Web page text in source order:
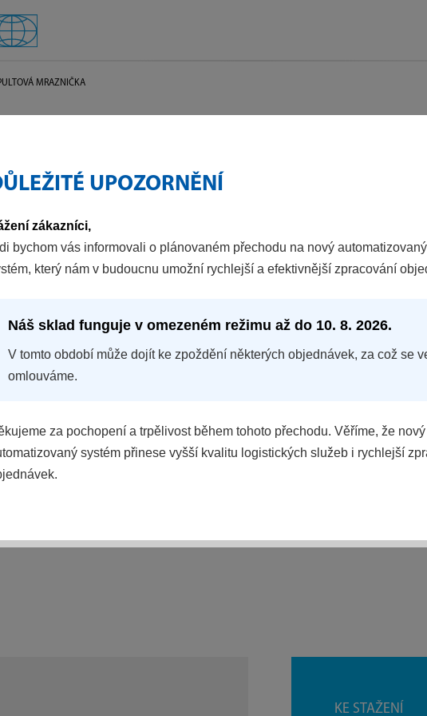
MRAZNIČKA
KE STAŽENÍ
UPOZORNĚNÍ
zákazníci,
bychom vás informovali o plánovaném přechodu na nový
který nám v budoucnu umožní rychlejší a efektivnější zpracování
Náš sklad funguje v omezeném režimu až do 10. 8. 2026.
V tomto období může dojít ke zpoždění některých objednávek, za což se
omlouváme.
za pochopení a trpělivost během tohoto přechodu. Věříme, že nový
systém přinese vyšší kvalitu logistických služeb i rychlejší